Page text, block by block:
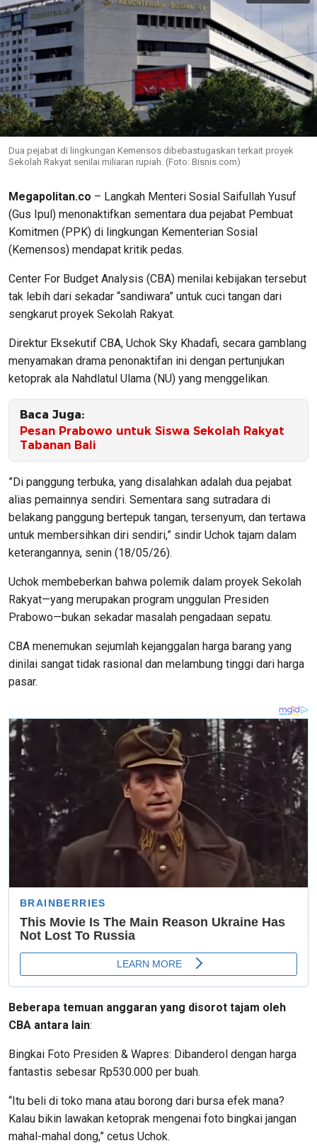
Dua pejabat di lingkungan Kemensos dibebastugaskan terkait proyek
Sekolah Rakyat senilai miliaran rupiah. (Foto: Bisnis.com)
Megapolitan.co – Langkah Menteri Sosial Saifullah Yusuf
(Gus Ipul) menonaktifkan sementara dua pejabat Pembuat
Komitmen (PPK) di lingkungan Kementerian Sosial
(Kemensos) mendapat kritik pedas.
Center For Budget Analysis (CBA) menilai kebijakan tersebut
tak lebih dari sekadar “sandiwara” untuk cuci tangan dari
sengkarut proyek Sekolah Rakyat.
​Direktur Eksekutif CBA, Uchok Sky Khadafi, secara gamblang
menyamakan drama penonaktifan ini dengan pertunjukan
ketoprak ala Nahdlatul Ulama (NU) yang menggelikan.
Baca Juga:
Pesan Prabowo untuk Siswa Sekolah Rakyat
Tabanan Bali
​”Di panggung terbuka, yang disalahkan adalah dua pejabat
alias pemainnya sendiri. Sementara sang sutradara di
belakang panggung bertepuk tangan, tersenyum, dan tertawa
untuk membersihkan diri sendiri,” sindir Uchok tajam dalam
keterangannya, senin (18/05/26).
​Uchok membeberkan bahwa polemik dalam proyek Sekolah
Rakyat—yang merupakan program unggulan Presiden
Prabowo—bukan sekadar masalah pengadaan sepatu.
CBA menemukan sejumlah kejanggalan harga barang yang
dinilai sangat tidak rasional dan melambung tinggi dari harga
pasar.
Beberapa temuan anggaran yang disorot tajam oleh
CBA antara lain:
​Bingkai Foto Presiden & Wapres: Dibanderol dengan harga
fantastis sebesar Rp530.000 per buah.
“Itu beli di toko mana atau borong dari bursa efek mana?
Kalau bikin lawakan ketoprak mengenai foto bingkai jangan
mahal-mahal dong,” cetus Uchok.